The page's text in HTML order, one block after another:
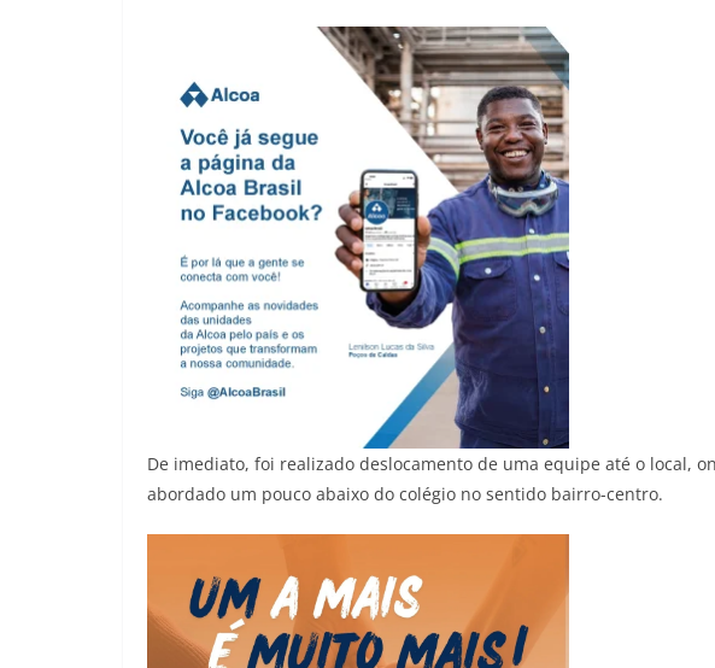
De imediato, foi realizado deslocamento de uma equipe até o local,
abordado um pouco abaixo do colégio no sentido bairro-centro.